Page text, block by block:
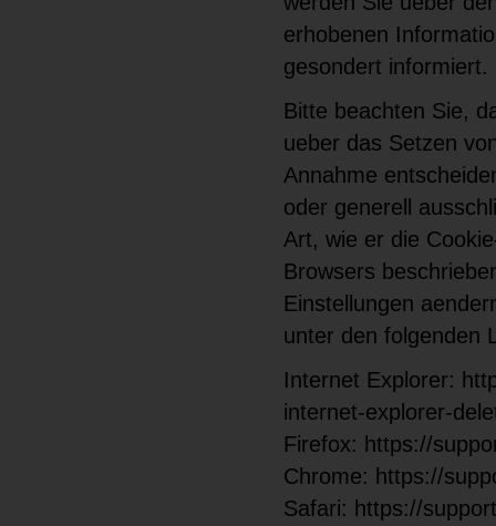
erhobenen
gesondert informiert.
Bitte beachten Sie,
ueber das Setzen
Annahme
oder generell
Art, wie er die
Browsers
Einstellungen
unter den folgenden
Internet Explorer:
internet-explorer-
Firefox: https://
Chrome: https://
Safari: https://